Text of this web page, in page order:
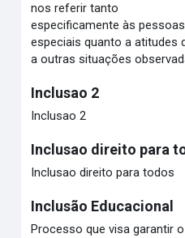
nos referir tanto
especificamente às
especiais quanto a atitudes
a outras situações
Inclusao 2
Inclusao 2
Inclusao direito para
Inclusao direito para todos
Inclusão Educacional
Processo que visa garantir